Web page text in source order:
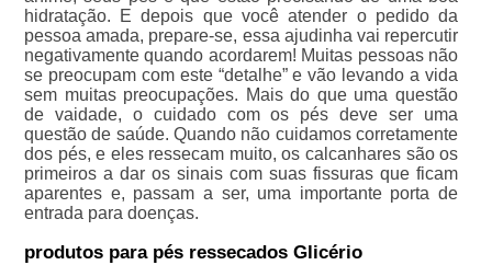
hidratação. E depois que você atender o pedido da
pessoa amada, prepare-se, essa ajudinha vai repercutir
negativamente quando acordarem! Muitas pessoas não
se preocupam com este “detalhe” e vão levando a vida
sem muitas preocupações. Mais do que uma questão
de vaidade, o cuidado com os pés deve ser uma
questão de saúde. Quando não cuidamos corretamente
dos pés, e eles ressecam muito, os calcanhares são os
primeiros a dar os sinais com suas fissuras que ficam
aparentes e, passam a ser, uma importante porta de
entrada para doenças.
produtos para pés ressecados Glicério